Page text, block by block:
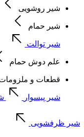
شیر روشویی
شیر حمام
شیر توالت
علم دوش حمام
قطعات و
شیر پیسوار
شیر ظرفشویی